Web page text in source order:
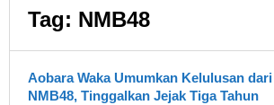
Tag: NMB48
Aobara Waka Umumkan Kelulusan dari
NMB48, Tinggalkan Jejak Tiga Tahun